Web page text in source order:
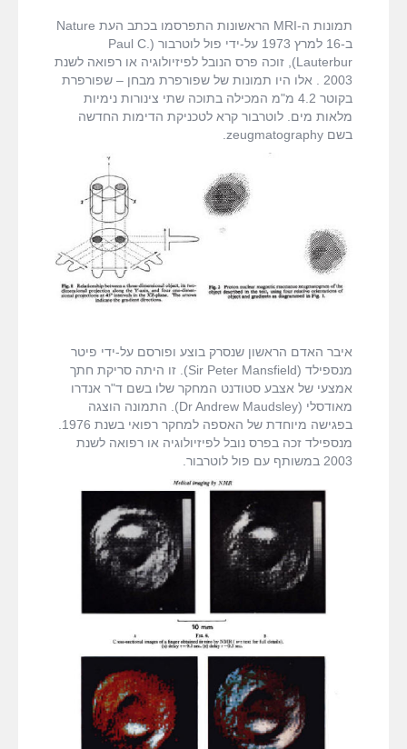
MRI המדריך המלא
דרושים
תמונות ה-MRI הראשונות התפרסמו בכתב העת Nature
ב-16 למרץ 1973 על-ידי פול לוטרבור (Paul C.
Lauterbur), זוכה פרס הנובל לפיזיולוגיה או רפואה לשנת
2003 . אלו היו תמונות של שפורפרת מבחן – שפורפרת
בקוטר 4.2 מ"מ המכילה בתוכה שתי צינורות נימיות
מלאות מים. לוטרבור קרא לטכניקת הדימות החדשה
בשם zeugmatography.
איבר האדם הראשון שנסרק בוצע ופורסם על-ידי פיטר
מנספילד (Sir Peter Mansfield). זו היתה סריקת חתך
אמצעי של אצבע סטודנט המחקר שלו בשם ד"ר אנדרו
מאודסלי (Dr Andrew Maudsley). התמונה הוצגה
מנספילד זכה בפרס נובל לפיזיולוגיה או רפואה לשנת
2003 במשותף עם פול לוטרבור.